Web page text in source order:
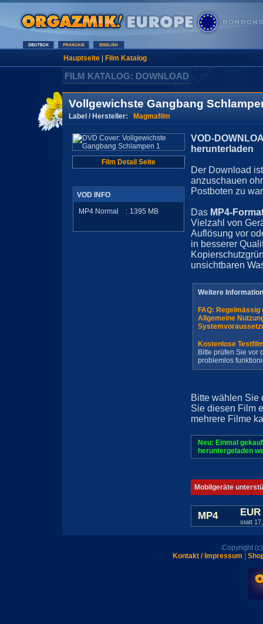
Hauptseite| Film Katalog
FILM KATALOG: DOWNLOAD
Vollgewichste Gangbang
Label / Hersteller: Magmafilm
Film Detail Seite
VOD INFO
MP4 Normal
: 1395 MB
VOD-
herunterladen
Der Download
anzuschauen
Postboten zu
Das MP4-
Vielzahl von
Auflösung vor
in besserer
unsichtbaren
Weitere
FAQ:
Allgemeine
Kostenlose
Bitte prüfen Sie vor
problemlos
Bitte wählen Sie
Sie diesen Film
mehrere Filme
Neu: Einmal
heruntergeladen
Mobilgeräte
MP4
statt
Copyright
Kontakt / Impressum